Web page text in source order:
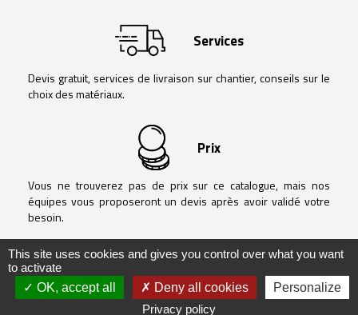
Services
Devis gratuit, services de livraison sur chantier, conseils sur le
choix des matériaux.
Prix
Vous ne trouverez pas de prix sur ce catalogue, mais nos
équipes vous proposeront un devis après avoir validé votre
besoin.
@ Negoguide - 2020 - Mentions légales- Politique de confidentialité-
RéalisationRÉVÉLATIONS
This site uses cookies and gives you control over what you want
to activate
OK, accept all
Deny all cookies
Personalize
Privacy policy